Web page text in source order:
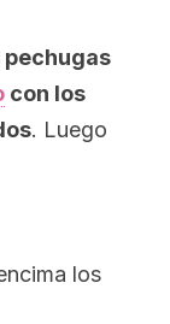
pechugas
con los
. Luego
los